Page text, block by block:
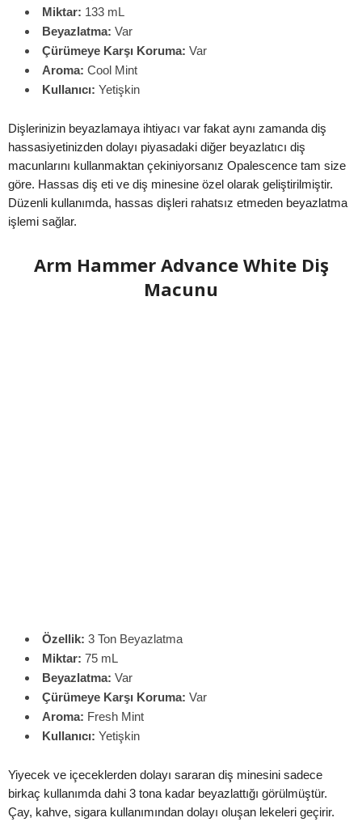
Miktar: 133 mL
Beyazlatma: Var
Çürümeye Karşı Koruma: Var
Aroma: Cool Mint
Kullanıcı: Yetişkin
Dişlerinizin beyazlamaya ihtiyacı var fakat aynı zamanda diş
hassasiyetinizden dolayı piyasadaki diğer beyazlatıcı diş
macunlarını kullanmaktan çekiniyorsanız Opalescence tam size
göre. Hassas diş eti ve diş minesine özel olarak geliştirilmiştir.
Düzenli kullanımda, hassas dişleri rahatsız etmeden beyazlatma
işlemi sağlar.
Arm Hammer Advance White Diş
Macunu
Özellik: 3 Ton Beyazlatma
Miktar: 75 mL
Beyazlatma: Var
Çürümeye Karşı Koruma: Var
Aroma: Fresh Mint
Kullanıcı: Yetişkin
Yiyecek ve içeceklerden dolayı sararan diş minesini sadece
birkaç kullanımda dahi 3 tona kadar beyazlattığı görülmüştür.
Çay, kahve, sigara kullanımından dolayı oluşan lekeleri geçirir.